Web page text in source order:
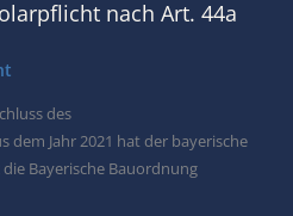
nach Art. 44a
des
dem Jahr 2021 hat der bayerische
Bayerische Bauordnung